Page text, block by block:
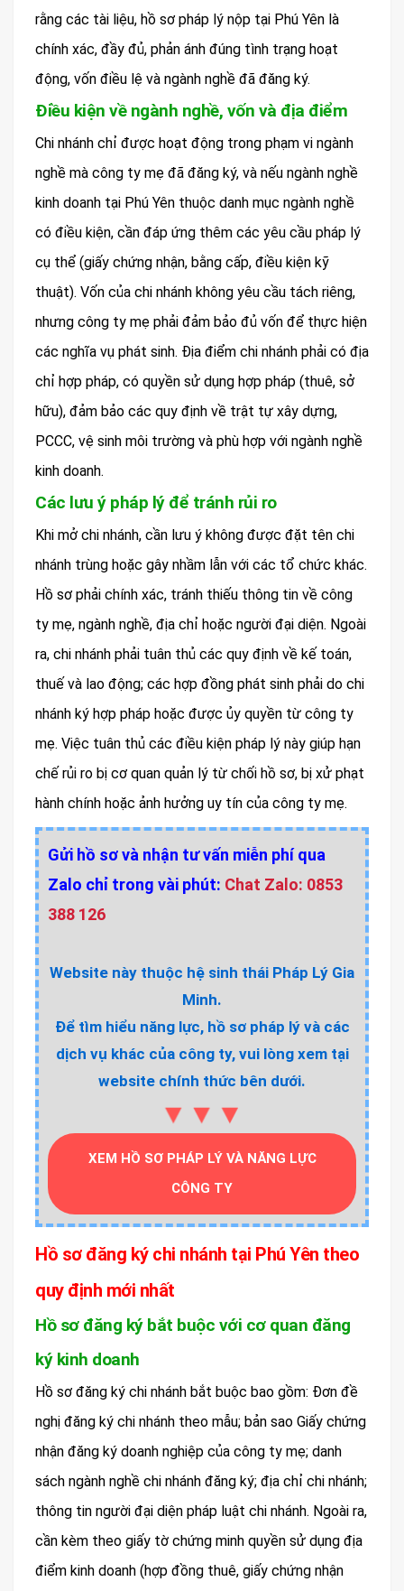
rằng các tài liệu, hồ sơ pháp lý nộp tại Phú Yên là
chính xác, đầy đủ, phản ánh đúng tình trạng hoạt
động, vốn điều lệ và ngành nghề đã đăng ký.
Điều kiện về ngành nghề, vốn và địa điểm
Chi nhánh chỉ được hoạt động trong phạm vi ngành
nghề mà công ty mẹ đã đăng ký, và nếu ngành nghề
kinh doanh tại Phú Yên thuộc danh mục ngành nghề
có điều kiện, cần đáp ứng thêm các yêu cầu pháp lý
cụ thể (giấy chứng nhận, bằng cấp, điều kiện kỹ
thuật). Vốn của chi nhánh không yêu cầu tách riêng,
nhưng công ty mẹ phải đảm bảo đủ vốn để thực hiện
các nghĩa vụ phát sinh. Địa điểm chi nhánh phải có địa
chỉ hợp pháp, có quyền sử dụng hợp pháp (thuê, sở
hữu), đảm bảo các quy định về trật tự xây dựng,
PCCC, vệ sinh môi trường và phù hợp với ngành nghề
kinh doanh.
Các lưu ý pháp lý để tránh rủi ro
Khi mở chi nhánh, cần lưu ý không được đặt tên chi
nhánh trùng hoặc gây nhầm lẫn với các tổ chức khác.
Hồ sơ phải chính xác, tránh thiếu thông tin về công
ty mẹ, ngành nghề, địa chỉ hoặc người đại diện. Ngoài
ra, chi nhánh phải tuân thủ các quy định về kế toán,
thuế và lao động; các hợp đồng phát sinh phải do chi
nhánh ký hợp pháp hoặc được ủy quyền từ công ty
mẹ. Việc tuân thủ các điều kiện pháp lý này giúp hạn
chế rủi ro bị cơ quan quản lý từ chối hồ sơ, bị xử phạt
hành chính hoặc ảnh hưởng uy tín của công ty mẹ.
Gửi hồ sơ và nhận tư vấn miễn phí qua
Zalo chỉ trong vài phút: Chat Zalo: 0853
388 126
Website này thuộc hệ sinh thái Pháp Lý Gia
Minh.
Để tìm hiểu năng lực, hồ sơ pháp lý và các
dịch vụ khác của công ty, vui lòng xem tại
website chính thức bên dưới.
▼▼▼
XEM HỒ SƠ PHÁP LÝ VÀ NĂNG LỰC
CÔNG TY
Hồ sơ đăng ký chi nhánh tại Phú Yên theo
quy định mới nhất
Hồ sơ đăng ký bắt buộc với cơ quan đăng
ký kinh doanh
Hồ sơ đăng ký chi nhánh bắt buộc bao gồm: Đơn đề
nghị đăng ký chi nhánh theo mẫu; bản sao Giấy chứng
nhận đăng ký doanh nghiệp của công ty mẹ; danh
sách ngành nghề chi nhánh đăng ký; địa chỉ chi nhánh;
thông tin người đại diện pháp luật chi nhánh. Ngoài ra,
cần kèm theo giấy tờ chứng minh quyền sử dụng địa
điểm kinh doanh (hợp đồng thuê, giấy chứng nhận